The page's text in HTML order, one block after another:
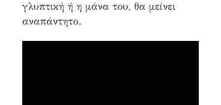
γλυπτική ή η μάνα του, θα μείνει
αναπάντητο.